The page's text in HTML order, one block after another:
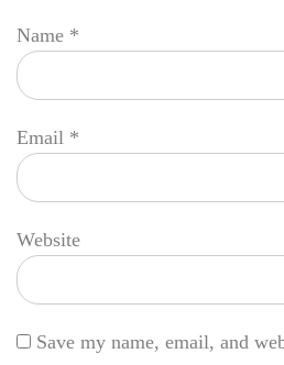
Name *
Email *
Website
Save my name, email, and